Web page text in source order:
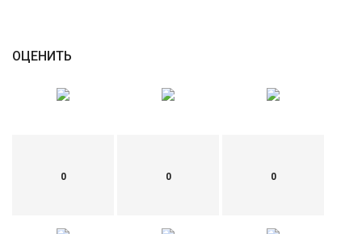
ОЦЕНИТЬ
0 0 0